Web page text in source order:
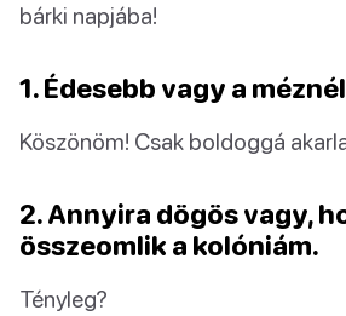
bárki napjába!
1. Édesebb vagy a
Köszönöm! Csak boldoggá
2. Annyira dögös vagy,
összeomlik a kolóniám.
Tényleg?